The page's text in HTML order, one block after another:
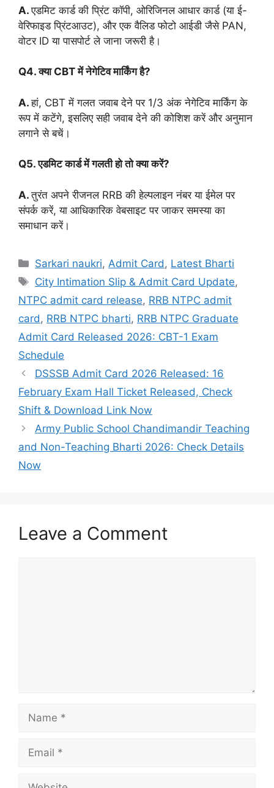
A.एडमिट कार्ड की प्रिंट कॉपी, ओरिजिनल आधार कार्ड (या ई-
वेरिफाइड प्रिंटआउट), और एक वैलिड फोटो आईडी जैसे PAN,
वोटर ID या पासपोर्ट ले जाना जरूरी है।
Q4. क्या CBT में नेगेटिव मार्किंग है?
A.हां, CBT में गलत जवाब देने पर 1/3 अंक नेगेटिव मार्किंग के
रूप में कटेंगे, इसलिए सही जवाब देने की कोशिश करें और अनुमान
लगाने से बचें।
Q5. एडमिट कार्ड में गलती हो तो क्या करें?
A.तुरंत अपने रीजनल RRB की हेल्पलाइन नंबर या ईमेल पर
संपर्क करें, या आधिकारिक वेबसाइट पर जाकर समस्या का
समाधान करें।
Categories
Sarkari naukri, Admit Card , Latest Bharti
Tags
City Intimation Slip & Admit Card Update,
NTPC admit card release, RRB NTPC admit
card , RRB NTPC bharti, RRB NTPC Graduate
Admit Card Released 2026: CBT-1 Exam
Schedule
DSSSB Admit Card 2026 Released: 16
February Exam Hall Ticket Released, Check
Shift & Download Link Now
Army Public School Chandimandir Teaching
and Non-Teaching Bharti 2026: Check Details
Now
Leave a Comment